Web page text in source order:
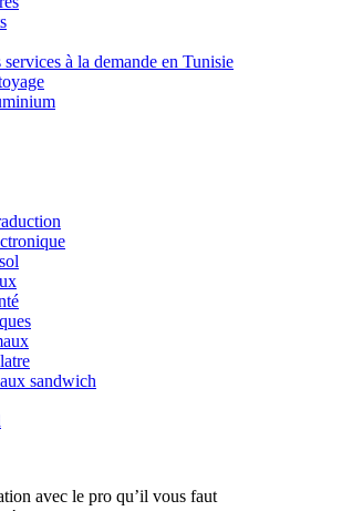
à la demande en Tunisie
sandwich
avec le pro qu’il vous faut